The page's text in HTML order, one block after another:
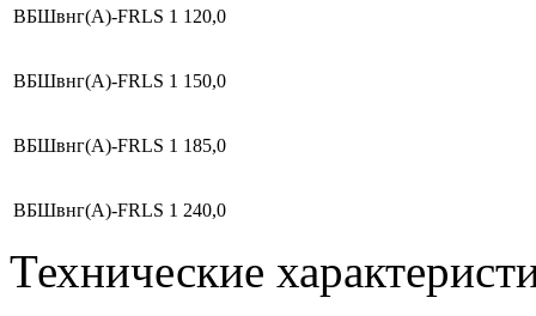
ВБШвнг(А)-FRLS 1 120,0
ВБШвнг(А)-FRLS 1 150,0
ВБШвнг(А)-FRLS 1 185,0
ВБШвнг(А)-FRLS 1 240,0
Технические